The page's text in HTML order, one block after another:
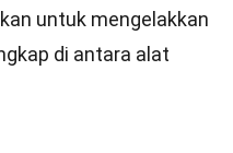
untuk mengelakkan
di antara alat